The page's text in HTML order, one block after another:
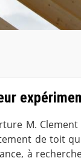
M.
de toit
à